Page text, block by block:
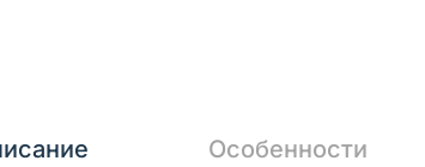
Особенности